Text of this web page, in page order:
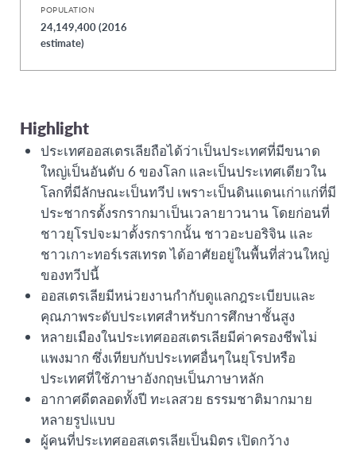
POPULATION
24,149,400 (2016
estimate)
Highlight
ประเทศออสเตรเลียถือได้ว่าเป็นประเทศที่มีขนาด
ใหญ่เป็นอันดับ 6 ของโลก และเป็นประเทศเดียวใน
โลกที่มีลักษณะเป็นทวีป เพราะเป็นดินแดนเก่าแก่ที่มี
ประชากรตั้งรกรากมาเป็นเวลายาวนาน โดยก่อนที่
ชาวยุโรปจะมาตั้งรกรากนั้น ชาวอะบอริจิน และ
ชาวเกาะทอร์เรสเทรต ได้อาศัยอยู่ในพื้นที่ส่วนใหญ่
ของทวีปนี้
ออสเตรเลียมีหน่วยงานกำกับดูแลกฎระเบียบและ
คุณภาพระดับประเทศสำหรับการศึกษาชั้นสูง
หลายเมืองในประเทศออสเตรเลียมีค่าครองชีพไม่
แพงมาก ซึ่งเทียบกับประเทศอื่นๆในยุโรปหรือ
ประเทศที่ใช้ภาษาอังกฤษเป็นภาษาหลัก
อากาศดีตลอดทั้งปี ทะเลสวย ธรรมชาติมากมาย
หลายรูปแบบ
ผู้คนที่ประเทศออสเตรเลียเป็นมิตร เปิดกว้าง